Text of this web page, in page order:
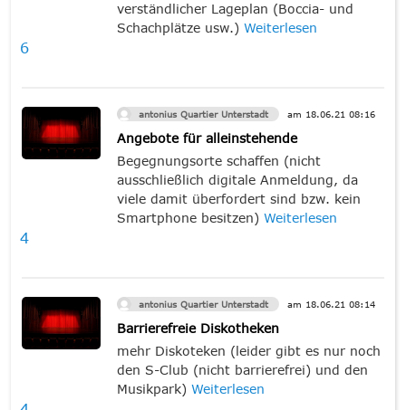
verständlicher Lageplan (Boccia- und
Schachplätze usw.) Weiterlesen
6
antonius Quartier Unterstadt am 18.06.21 08:16
Angebote für alleinstehende
Begegnungsorte schaffen (nicht
ausschließlich digitale Anmeldung, da
viele damit überfordert sind bzw. kein
Smartphone besitzen) Weiterlesen
4
antonius Quartier Unterstadt am 18.06.21 08:14
Barrierefreie Diskotheken
mehr Diskoteken (leider gibt es nur noch
den S-Club (nicht barrierefrei) und den
Musikpark) Weiterlesen